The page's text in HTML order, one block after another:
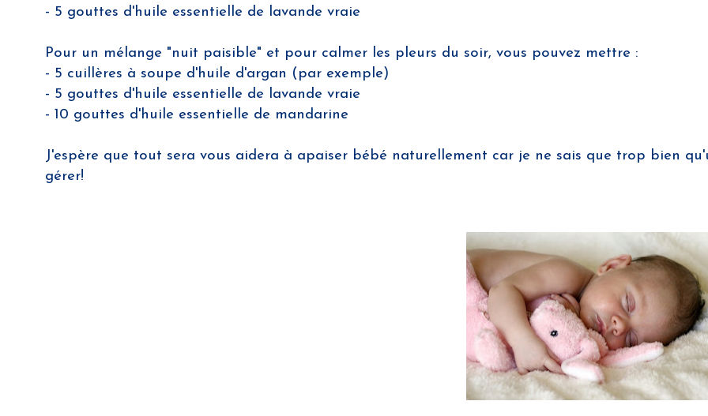
- 5 gouttes d'huile essentielle de lavande vraie
Pour un mélange "nuit paisible" et pour calmer les pleurs du soir, vous pouvez mettre :
- 5 cuillères à soupe d'huile d'argan (par exemple)
- 5 gouttes d'huile essentielle de lavande vraie
- 10 gouttes d'huile essentielle de mandarine
J'espère que tout sera vous aidera à apaiser bébé naturellement car je ne sais que trop bien
gérer!